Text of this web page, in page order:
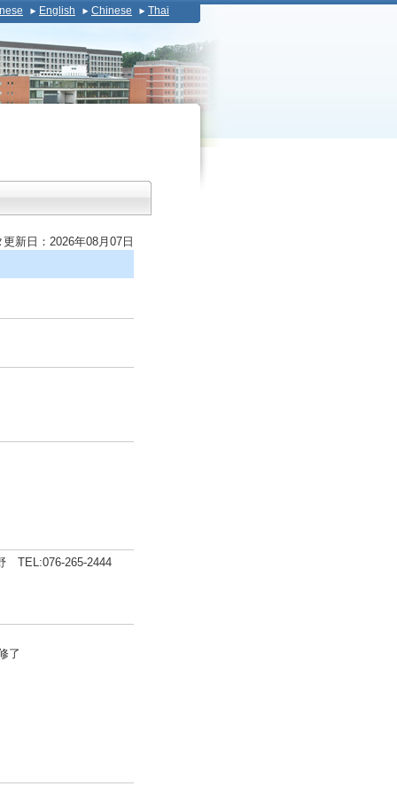
English Chinese Thai
更新日：2026年08月07日
TEL:076-265-2444
了